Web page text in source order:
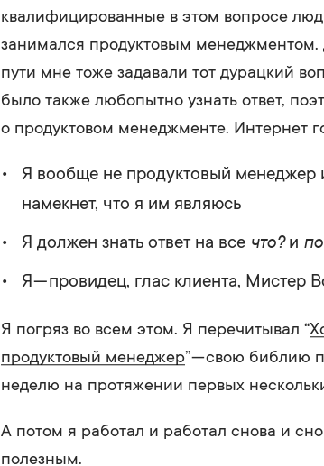
квалифицированные в этом вопросе
занимался продуктовым менеджментом.
пути мне тоже задавали тот дурацкий
было также любопытно узнать ответ,
о продуктовом менеджменте. Интернет
Я вообще не продуктовый менеджер
намекнет, что я им являюсь
Я должен знать ответ на все что?и
Я — провидец, глас клиента, Мистер
Я погряз во всем этом. Я перечитывал “
продуктовый менеджер” — свою библию
неделю на протяжении первых
А потом я работал и работал снова и
полезным.